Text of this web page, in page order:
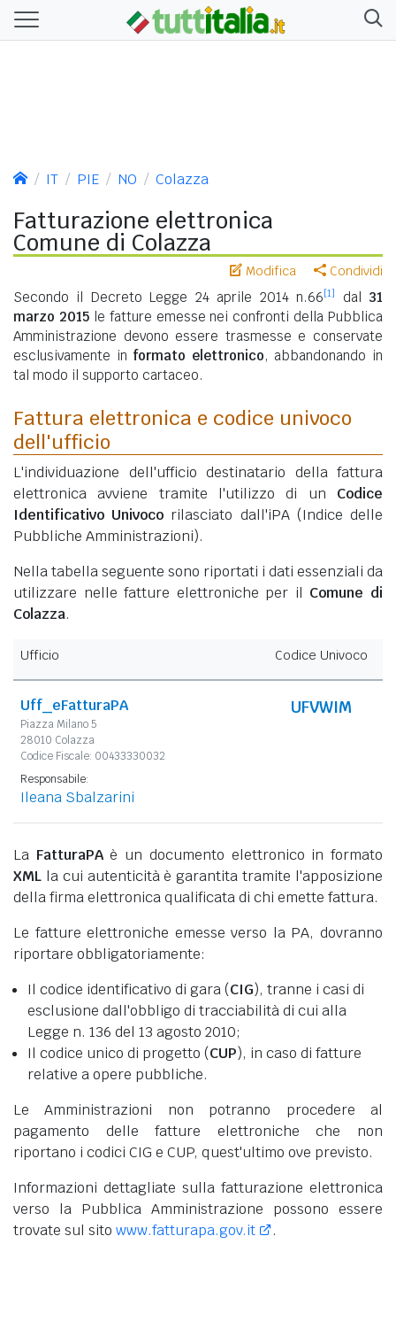
IT PIE NO Colazza
Fatturazione elettronica
Comune di Colazza
Modifica Condividi
Secondo il Decreto Legge 24 aprile 2014 n.66[1] dal 31
marzo 2015le fatture emesse nei confronti della Pubblica
Amministrazione devono essere trasmesse e conservate
esclusivamente in formato elettronico, abbandonando in
tal modo il supporto cartaceo.
Fattura elettronica e codice univoco
dell'ufficio
L'individuazione dell'ufficio destinatario della fattura
elettronica avviene tramite l'utilizzo di un Codice
Identificativo Univoco rilasciato dall'iPA (Indice delle
Pubbliche Amministrazioni).
Nella tabella seguente sono riportati i dati essenziali da
utilizzare nelle fatture elettroniche per il Comune di
Colazza.
Ufficio Codice Univoco
Uff_eFatturaPA
Piazza Milano 5
28010 Colazza
Codice Fiscale: 00433330032
UFVWIM
Responsabile:
Ileana Sbalzarini
La FatturaPAè un documento elettronico in formato
XML la cui autenticità è garantita tramite l'apposizione
della firma elettronica qualificata di chi emette fattura.
Le fatture elettroniche emesse verso la PA, dovranno
riportare obbligatoriamente:
Il codice identificativo di gara (CIG), tranne i casi di
esclusione dall'obbligo di tracciabilità di cui alla
Legge n. 136 del 13 agosto 2010;
Il codice unico di progetto (CUP), in caso di fatture
relative a opere pubbliche.
Le Amministrazioni non potranno procedere al
pagamento delle fatture elettroniche che non
riportano i codici CIG e CUP, quest'ultimo ove previsto.
Informazioni dettagliate sulla fatturazione elettronica
verso la Pubblica Amministrazione possono essere
trovate sul sito www.fatturapa.gov.it .